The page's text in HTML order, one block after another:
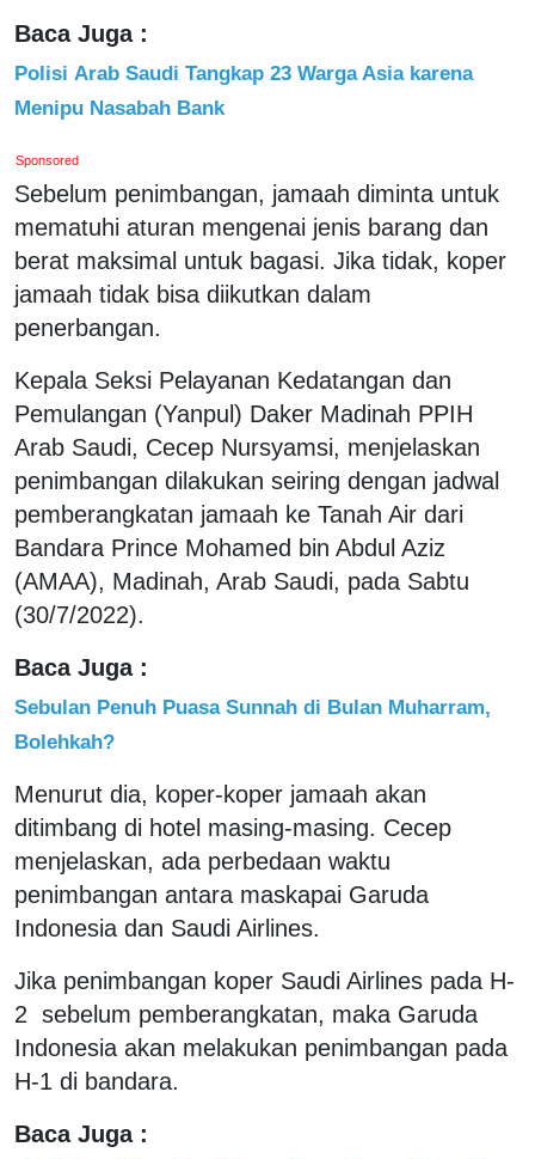
Baca Juga :
Polisi Arab Saudi Tangkap 23 Warga Asia karena
Menipu Nasabah Bank
Sponsored
Sebelum penimbangan, jamaah diminta untuk
mematuhi aturan mengenai jenis barang dan
berat maksimal untuk bagasi. Jika tidak, koper
jamaah tidak bisa diikutkan dalam
penerbangan.
Kepala Seksi Pelayanan Kedatangan dan
Pemulangan (Yanpul) Daker Madinah PPIH
Arab Saudi, Cecep Nursyamsi, menjelaskan
penimbangan dilakukan seiring dengan jadwal
pemberangkatan jamaah ke Tanah Air dari
Bandara Prince Mohamed bin Abdul Aziz
(AMAA), Madinah, Arab Saudi, pada Sabtu
(30/7/2022).
Baca Juga :
Sebulan Penuh Puasa Sunnah di Bulan Muharram,
Bolehkah?
Menurut dia, koper-koper jamaah akan
ditimbang di hotel masing-masing. Cecep
menjelaskan, ada perbedaan waktu
penimbangan antara maskapai Garuda
Indonesia dan Saudi Airlines.
Jika penimbangan koper Saudi Airlines pada H-
2 sebelum pemberangkatan, maka Garuda
Indonesia akan melakukan penimbangan pada
H-1 di bandara.
Baca Juga :